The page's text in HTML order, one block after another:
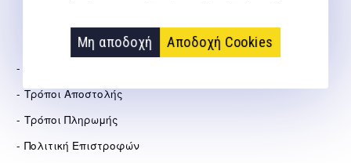
Μη αποδοχή Αποδοχή Cookies
Τρόποι Αποστολής
Τρόποι Πληρωμής
Πολιτική Επιστροφών